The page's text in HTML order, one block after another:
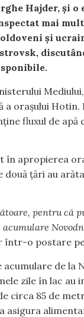
Hajder, și o
mai
și
a orașului
fluxul de
în apropierea
două țări au
pentru că
acumulare
într-o postare
acumulare de
zile în lac au
circa 85 de